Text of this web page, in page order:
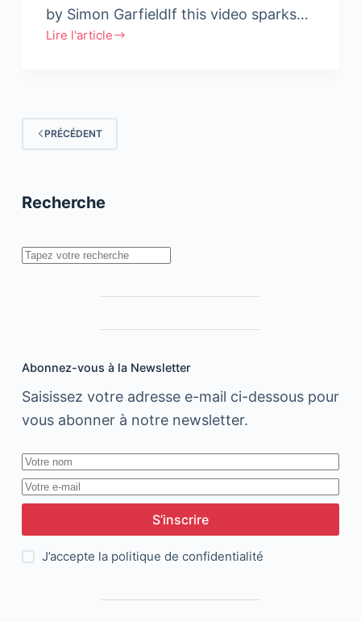
by Simon GarfieldIf this video sparks…
Lire l'article
Court-
:
The
Typography
PRÉCÉDENT
Recherche
Rechercher
Abonnez-vous à la Newsletter
Saisissez votre adresse e-mail ci-dessous pour
vous abonner à notre newsletter.
S’inscrire
J’accepte la politique de confidentialité